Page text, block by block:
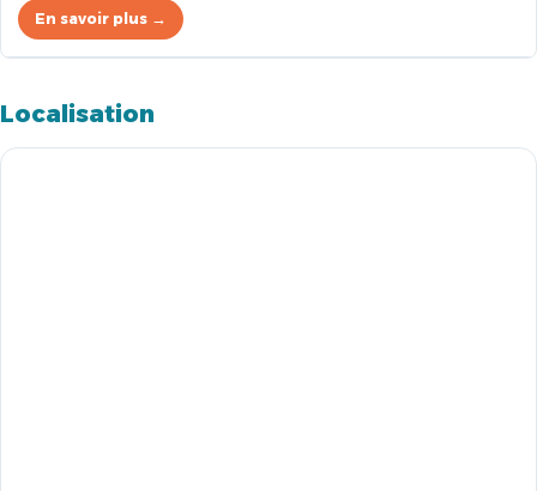
En savoir plus →
Localisation